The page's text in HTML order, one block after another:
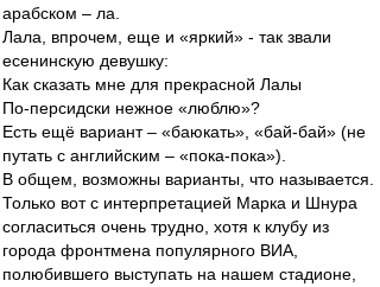
арабском – ла.
Лала, впрочем, еще и «яркий» - так звали
есенинскую девушку:
Как сказать мне для прекрасной Лалы
По-персидски нежное «люблю»?
Есть ещё вариант – «баюкать», «бай-бай» (не
путать с английским – «пока-пока»).
В общем, возможны варианты, что называется.
Только вот с интерпретацией Марка и Шнура
согласиться очень трудно, хотя к клубу из
города фронтмена популярного ВИА,
полюбившего выступать на нашем стадионе,